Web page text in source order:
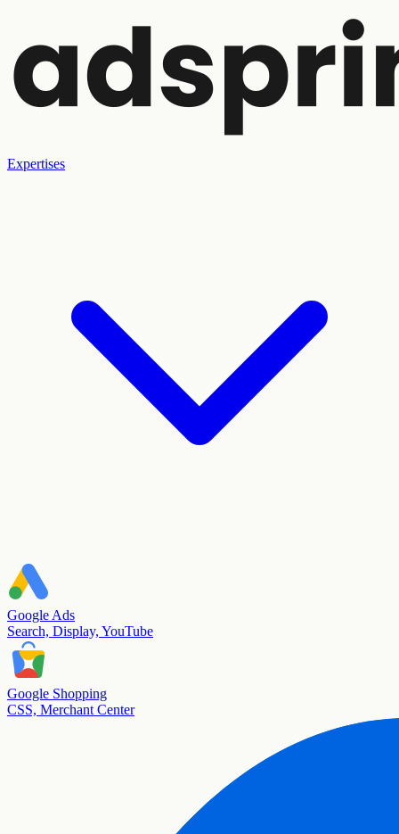
Expertises
Google Ads
Search, Display, YouTube
Google Shopping
CSS, Merchant Center